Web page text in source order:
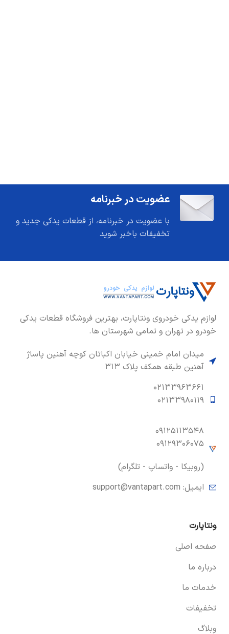
عضویت در خبرنامه
با عضویت در خبرنامه، از قطعات یدکی جدید و
تخفیفات باخبر شوید
لوازم یدکی خودروی ونتاپارت، بهترین فروشگاه قطعات یدکی
خودرو در تهران و تمامی شهرستان ها.
میدان امام خمینی خیابان اکباتان کوچه آهنین پاساژ
آهنین طبقه همکف پلاک ۳۱۳
۰۲۱۳۳۹۶۳۶۶۱
۰۲۱۳۳۹۸۰۱۱۹
۰۹۱۲۵۱۱۳۵۴۸
۰۹۱۲۹۳۰۶۰۷۵
(روبیکا - واتساپ - تلگرام)
ایمیل: support@vantapart.com
ونتاپارت
صفحه اصلی
درباره ما
خدمات ما
تخفیفات
وبلاگ